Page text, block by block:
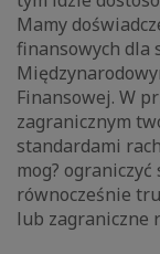
Mamy
finansowych dla
Finansowej. W
zagranicznym
standardami
mog?
równocześnie
lub zagraniczne